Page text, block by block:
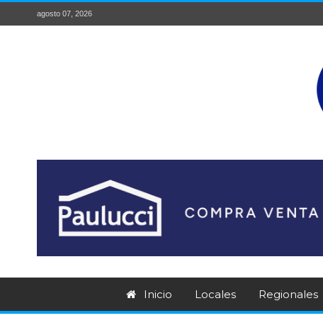
agosto 07, 2026
Inicio Locales Regionales